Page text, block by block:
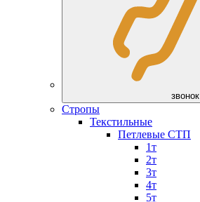
звонок
Стропы
Текстильные
Петлевые СТП
1т
2т
3т
4т
5т